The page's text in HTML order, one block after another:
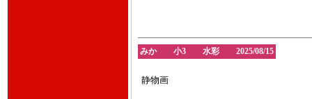
みか 小3 水彩 2025/08/15
静物画